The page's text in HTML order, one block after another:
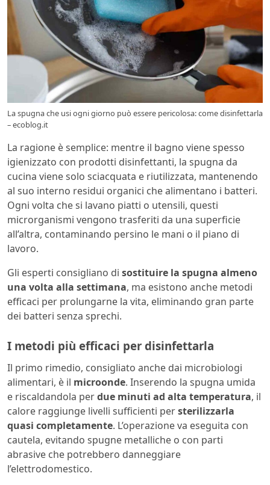
La spugna che usi ogni giorno può essere pericolosa: come disinfettarla
– ecoblog.it
La ragione è semplice: mentre il bagno viene spesso
igienizzato con prodotti disinfettanti, la spugna da
cucina viene solo sciacquata e riutilizzata, mantenendo
al suo interno residui organici che alimentano i batteri.
Ogni volta che si lavano piatti o utensili, questi
microrganismi vengono trasferiti da una superficie
all’altra, contaminando persino le mani o il piano di
lavoro.
Gli esperti consigliano di sostituire la spugna almeno
una volta alla settimana, ma esistono anche metodi
efficaci per prolungarne la vita, eliminando gran parte
dei batteri senza sprechi.
I metodi più efficaci per disinfettarla
Il primo rimedio, consigliato anche dai microbiologi
alimentari, è il microonde. Inserendo la spugna umida
e riscaldandola perdue minuti ad alta temperatura, il
calore raggiunge livelli sufficienti persterilizzarla
quasi completamente. L’operazione va eseguita con
cautela, evitando spugne metalliche o con parti
abrasive che potrebbero danneggiare
l’elettrodomestico.